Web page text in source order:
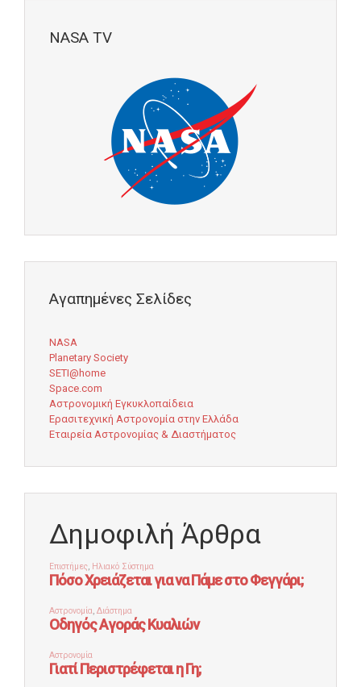
NASA TV
Αγαπημένες Σελίδες
NASA
Planetary Society
SETI@home
Space.com
Αστρονομική Εγκυκλοπαίδεια
Ερασιτεχνική Αστρονομία στην Ελλάδα
Εταιρεία Αστρονομίας & Διαστήματος
Δημοφιλή Άρθρα